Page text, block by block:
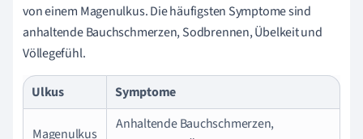
von einem Magenulkus. Die häufigsten Symptome sind
anhaltende Bauchschmerzen, Sodbrennen, Übelkeit und
Völlegefühl.
Ulkus Symptome
Magenulkus
Anhaltende Bauchschmerzen,